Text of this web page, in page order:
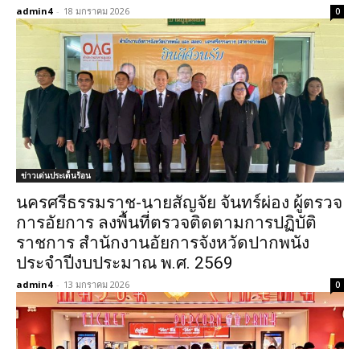
admin4 - 18 มกราคม 2026 0
ข่าวเด่นประเด็นร้อน
นครศรีธรรมราช-นายสัญจัย จันทร์ผ่อง ผู้ตรวจ
การอัยการ ลงพื้นที่ตรวจติดตามการปฏิบัติ
ราชการ สำนักงานอัยการจังหวัดปากพนัง
ประจำปีงบประมาณ พ.ศ. 2569
admin4 - 13 มกราคม 2026 0